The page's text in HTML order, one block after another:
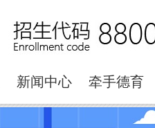
新闻中心 牵手德育